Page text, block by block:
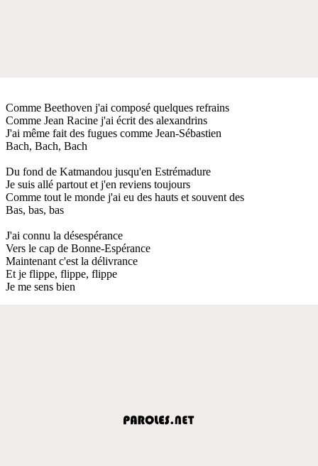
Comme Beethoven j'ai composé quelques refrains
Comme Jean Racine j'ai écrit des alexandrins
J'ai même fait des fugues comme Jean-Sébastien
Bach, Bach, Bach
Du fond de Katmandou jusqu'en Estrémadure
Je suis allé partout et j'en reviens toujours
Comme tout le monde j'ai eu des hauts et souvent des
Bas, bas, bas
J'ai connu la désespérance
Vers le cap de Bonne-Espérance
Maintenant c'est la délivrance
Et je flippe, flippe, flippe
Je me sens bien